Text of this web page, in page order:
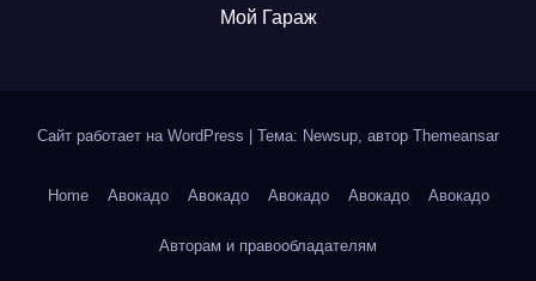
Мой Гараж
Сайт работает на WordPress Тема: Newsup, автор Themeansar
Home Авокадо Авокадо Авокадо Авокадо Авокадо
Авторам и правообладателям